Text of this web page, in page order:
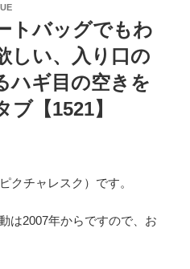
トバッグでもわ
しい、入り口の
ハギ目の空きを
【1521】
クチャレスク）です。
は2007年からですので、お